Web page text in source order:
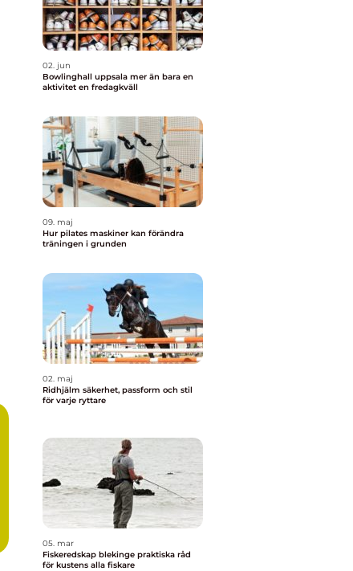
02. jun
Bowlinghall uppsala mer än bara en
aktivitet en fredagkväll
09. maj
Hur pilates maskiner kan förändra
träningen i grunden
02. maj
Ridhjälm säkerhet, passform och stil
för varje ryttare
05. mar
Fiskeredskap blekinge praktiska råd
för kustens alla fiskare